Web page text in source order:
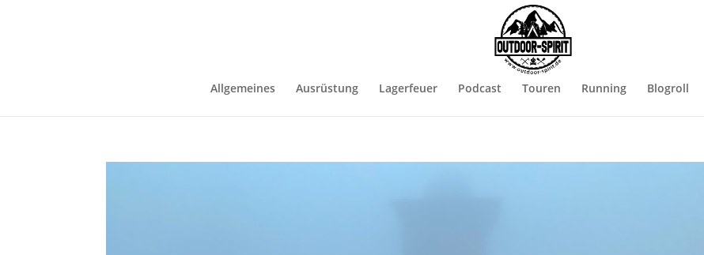
Allgemeines Ausrüstung Lagerfeuer Podcast Touren Running Blogroll